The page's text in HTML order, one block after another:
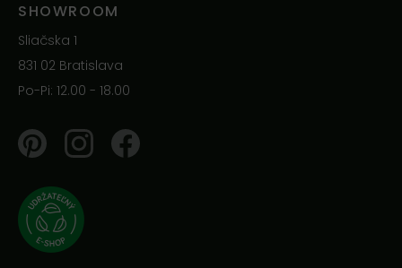
SHOWROOM
Sliačska 1
831 02 Bratislava
Po-Pi: 12.00 - 18.00
PinterestInstagramFacebook